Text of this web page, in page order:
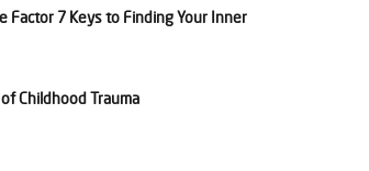
Factor 7 Keys to Finding Your Inner
Childhood Trauma